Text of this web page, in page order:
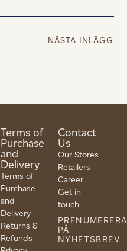
NÄSTA INLÄGG
Terms of
Purchase
and
Delivery
Terms of
Purchase
and
Delivery
Returns &
Refunds
Contact
Us
Our Stores
Retailers
Career
Get in
touch
PRENUMERERA
PÅ
NYHETSBREV